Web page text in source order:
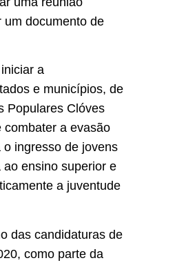
um documento de
a
e municípios, de
Populares Clóves
combater a evasão
ingresso de jovens
ensino superior e
a juventude
das candidaturas de
como parte da